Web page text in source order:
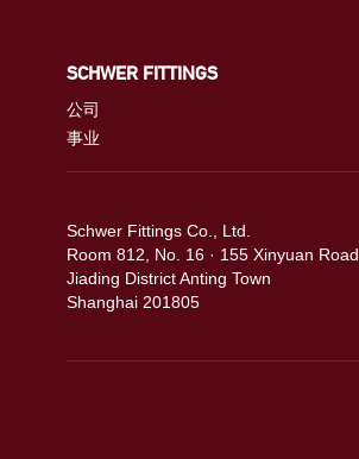
SCHWER FITTINGS
公司
事业
Schwer Fittings Co., Ltd.
Room 812, No. 16 · 155 Xinyuan Road
Jiading District Anting Town
Shanghai 201805